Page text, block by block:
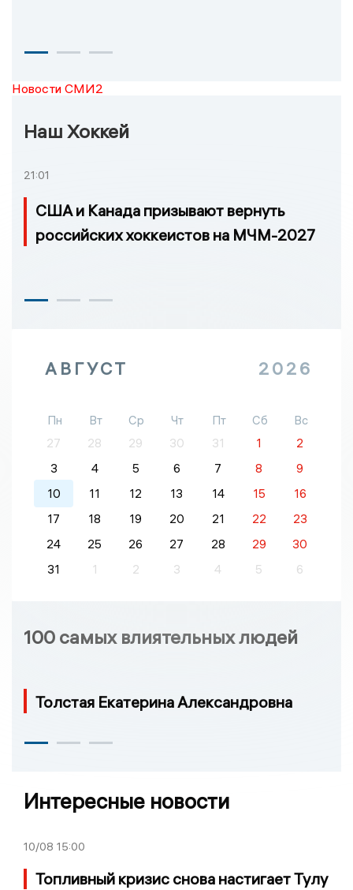
Новости СМИ2
Наш Хоккей
21:01
США и Канада призывают вернуть
российских хоккеистов на МЧМ-2027
АВГУСТ 2026
Пн Вт Ср Чт Пт Сб
Вс
27
28 29 30 31 1
2
3
4 5 6 7 8
9
10
11 12 13 14 15
16
17
18 19 20 21 22
23
24
25 26 27 28 29
30
31
1 2 3 4 5 6
100 самых влиятельных людей
Толстая Екатерина Александровна
Интересные новости
10/08 15:00
Топливный кризис снова настигает Тулу